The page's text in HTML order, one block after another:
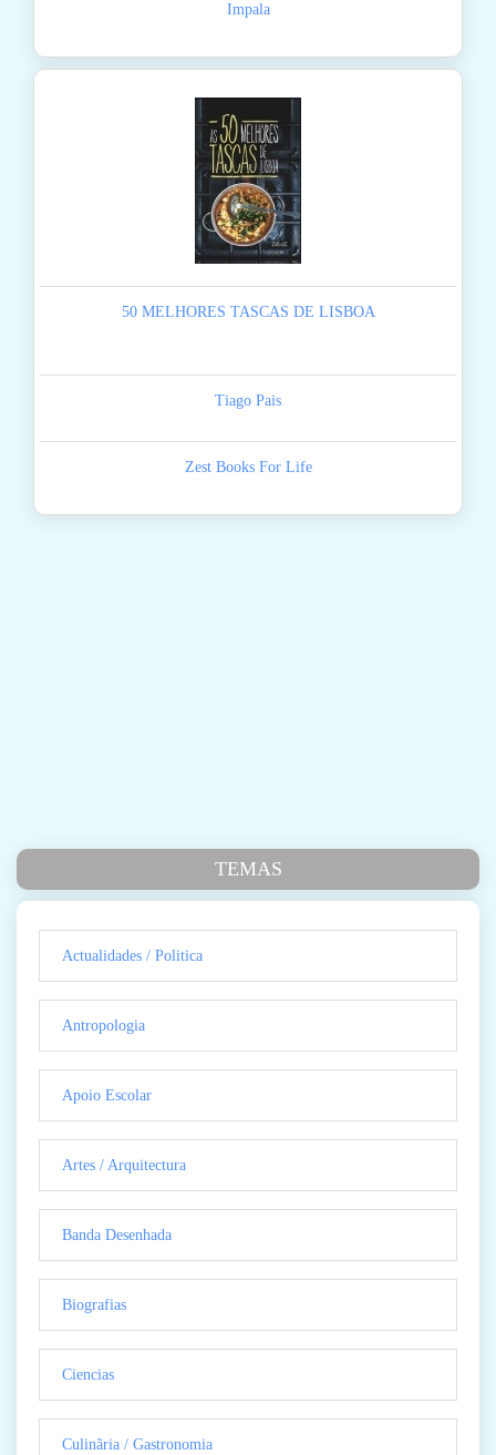
Impala
50 MELHORES TASCAS DE LISBOA
Tiago Pais
Zest Books For Life
TEMAS
Actualidades / Politica
Antropologia
Apoio Escolar
Artes / Arquitectura
Banda Desenhada
Biografias
Ciencias
Culinãria / Gastronomia